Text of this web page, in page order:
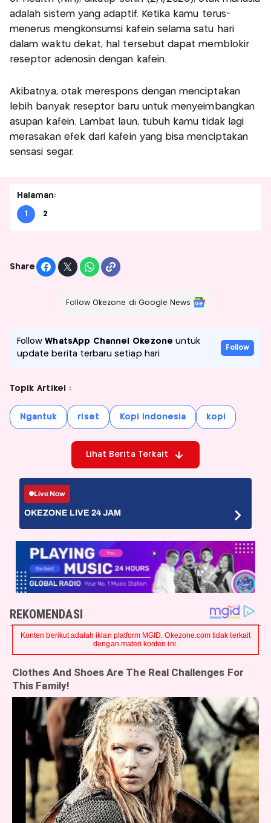
adalah sistem yang adaptif. Ketika kamu terus-
menerus mengkonsumsi kafein selama satu hari
dalam waktu dekat, hal tersebut dapat memblokir
reseptor adenosin dengan kafein.
Akibatnya, otak merespons dengan menciptakan
lebih banyak reseptor baru untuk menyeimbangkan
asupan kafein. Lambat laun, tubuh kamu tidak lagi
merasakan efek dari kafein yang bisa menciptakan
sensasi segar.
Halaman:
1 2
Share
Follow Okezone di Google News
FollowWhatsApp Channel Okezone untuk
update berita terbaru setiap hari
Follow
Topik Artikel :
Ngantuk riset Kopi Indonesia kopi
Lihat Berita Terkait
Live Now
OKEZONE LIVE 24 JAM